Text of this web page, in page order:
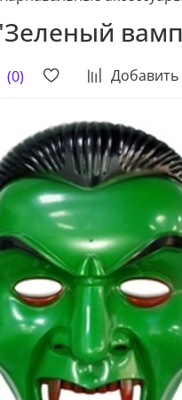
(0) Добавить